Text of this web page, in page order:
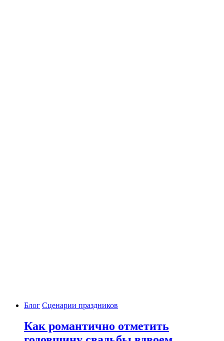
Блог Сценарии праздников
Как романтично отметить